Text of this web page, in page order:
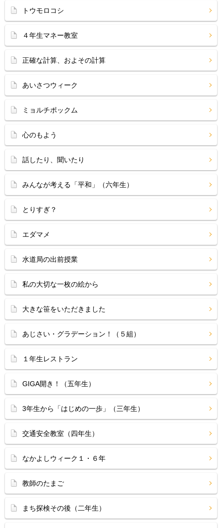
トウモロコシ
４年生マネー教室
正確な計算、およその計算
あいさつウィーク
ミョルチポックム
心のもよう
話したり、聞いたり
みんなが考える「平和」（六年生）
とりすぎ？
エダマメ
水道局の出前授業
私の大切な一枚の絵から
大きな笹をいただきました
あじさい・グラデーション！（５組）
１年生レストラン
GIGA開き！（五年生）
3年生から「はじめの一歩」（三年生）
交通安全教室（四年生）
なかよしウィーク１・６年
教師のたまご
まち探検その後（二年生）